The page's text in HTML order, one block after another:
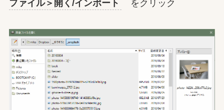
ファイル＞開く/インポート をクリック